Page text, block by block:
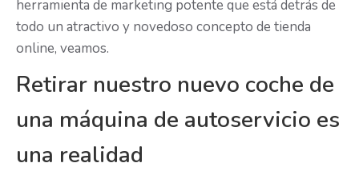
herramienta de marketing potente que está detrás de
todo un atractivo y novedoso concepto de tienda
online, veamos.
Retirar nuestro nuevo coche de
una máquina de autoservicio es
una realidad